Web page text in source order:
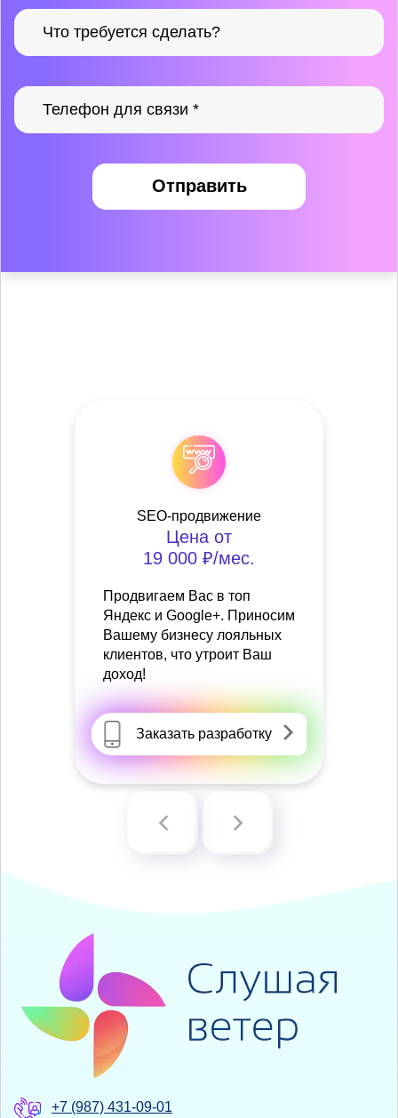
Отправить
SEO-продвижение
Цена от
19 000 ₽/мес.
Продвигаем Вас в топ
Яндекс и Google+. Приносим
Вашему бизнесу лояльных
клиентов, что утроит Ваш
доход!
Заказать разработку
+7 (987) 431-09-01